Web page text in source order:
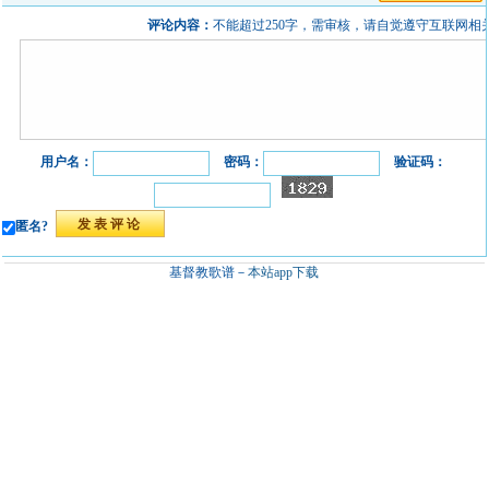
评论内容：不能超过250字，需审核，请自觉遵守互联网相
用户名： 密码： 验证码：
匿名?
基督教歌谱－本站app下载